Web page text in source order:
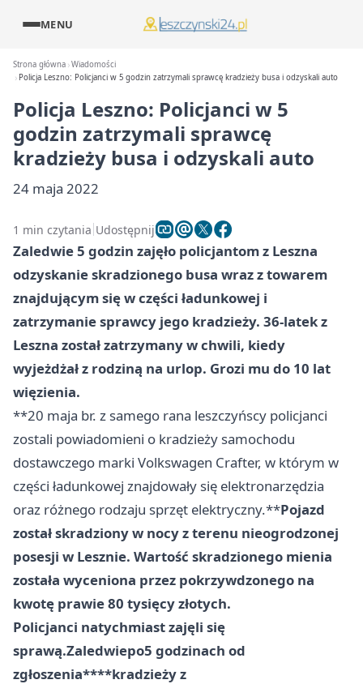
MENU
Strona główna Wiadomości
Policja Leszno: Policjanci w 5 godzin zatrzymali sprawcę kradzieży busa i odzyskali auto
Policja Leszno: Policjanci w 5
godzin zatrzymali sprawcę
kradzieży busa i odzyskali auto
24 maja 2022
1 min czytania Udostępnij
Zaledwie 5 godzin zajęło policjantom z Leszna
odzyskanie skradzionego busa wraz z towarem
znajdującym się w części ładunkowej i
zatrzymanie sprawcy jego kradzieży. 36-latek z
Leszna został zatrzymany w chwili, kiedy
wyjeżdżał z rodziną na urlop. Grozi mu do 10 lat
więzienia.
**20 maja br. z samego rana leszczyńscy policjanci
zostali powiadomieni o kradzieży samochodu
dostawczego marki Volkswagen Crafter, w którym w
części ładunkowej znajdowały się elektronarzędzia
oraz różnego rodzaju sprzęt elektryczny.**Pojazd
został skradziony w nocy z terenu nieogrodzonej
posesji w Lesznie. Wartość skradzionego mienia
została wyceniona przez pokrzywdzonego na
kwotę prawie 80 tysięcy złotych.
Policjanci natychmiast zajęli się
sprawą.Zaledwiepo5 godzinach od
zgłoszenia****kradzieży z